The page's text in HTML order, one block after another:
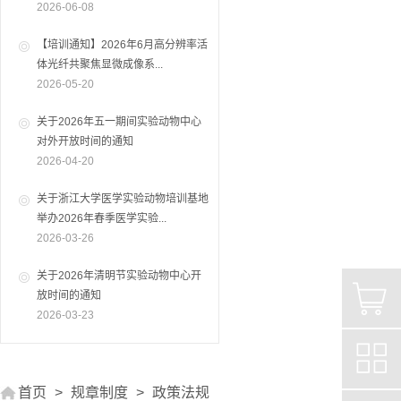
2026-06-08
【培训通知】2026年6月高分辨率活
体光纤共聚焦显微成像系...
2026-05-20
关于2026年五一期间实验动物中心
对外开放时间的通知
2026-04-20
关于浙江大学医学实验动物培训基地
举办2026年春季医学实验...
2026-03-26
关于2026年清明节实验动物中心开
放时间的通知
2026-03-23
首页 > 规章制度 > 政策法规